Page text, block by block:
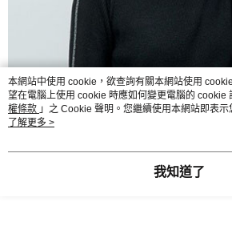
本網站中使用 cookie，欲查詢有關本網站使用
望在電腦上使用 cookie 時應如何變更電腦的 cookie
權條款 」之 Cookie 聲明。您繼續使用本網站即表
用條款之 Cookie 聲明使用 cookie。
了解更多 >
我知道了